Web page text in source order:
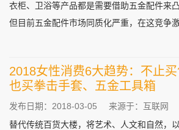
衣柜、卫浴等产品都是需要借助五金配件来
但目前五金配件市场同质化严重，在这竞争激
2018女性消费6大趋势：不止买
也买拳击手套、五金工具箱
发布日期：2018-03-05
来源于：互联网
替代传统百货大楼，将艺术、人文和自然，